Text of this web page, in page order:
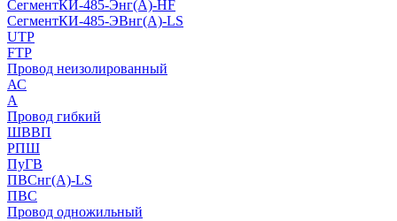
СегментКИ-485-Энг(А)-HF
СегментКИ-485-ЭВнг(А)-LS
UTP
FTP
Провод неизолированный
АС
А
Провод гибкий
ШВВП
РПШ
ПуГВ
ПВСнг(А)-LS
ПВС
Провод одножильный